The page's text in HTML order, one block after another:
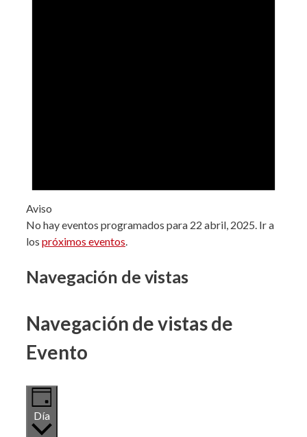
Aviso
No hay eventos programados para 22 abril, 2025. Ir a
los próximos eventos.
Navegación de vistas
Navegación de vistas de
Evento
Día